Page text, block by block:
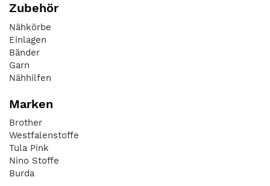
Zubehör
Nähkörbe
Einlagen
Bänder
Garn
Nähhilfen
Marken
Brother
Westfalenstoffe
Tula Pink
Nino Stoffe
Burda